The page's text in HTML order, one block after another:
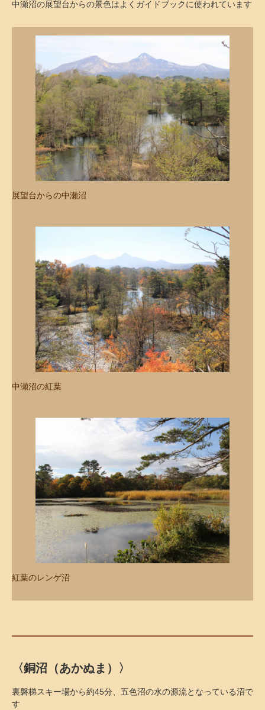
中瀬沼の展望台からの景色はよくガイドブックに使われています
展望台からの中瀬沼
中瀬沼の紅葉
紅葉のレンゲ沼
〈銅沼（あかぬま）〉
裏磐梯スキー場から約45分、五色沼の水の源流となっている沼で
す